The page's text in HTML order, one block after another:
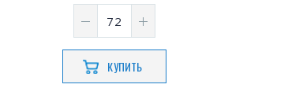
КУПИТЬ